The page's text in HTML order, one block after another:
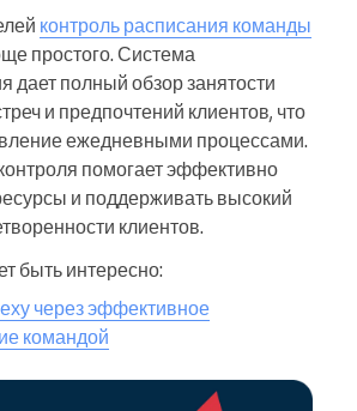
контроль расписания команды
простого. Система
дает полный обзор занятости
и предпочтений клиентов, что
ежедневными процессами.
помогает эффективно
и поддерживать высокий
клиентов.
быть интересно:
через эффективное
командой